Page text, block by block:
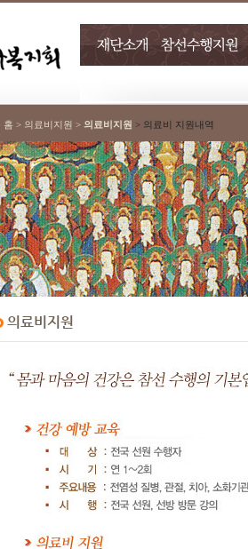
홈 > 의료비지원 > 의료비지원 > 의료비 지원내역